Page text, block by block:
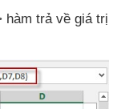
hàm trả về giá trị